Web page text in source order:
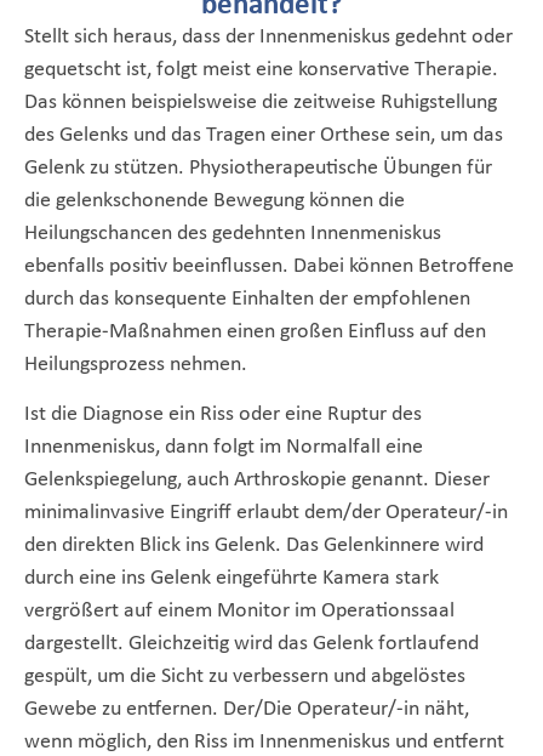
Stellt sich heraus, dass der Innenmeniskus gedehnt oder
gequetscht ist, folgt meist eine konservative Therapie.
Das können beispielsweise die zeitweise Ruhigstellung
des Gelenks und das Tragen einer Orthese sein, um das
Gelenk zu stützen. Physiotherapeutische Übungen für
die gelenkschonende Bewegung können die
Heilungschancen des gedehnten Innenmeniskus
ebenfalls positiv beeinflussen. Dabei können Betroffene
durch das konsequente Einhalten der empfohlenen
Therapie-Maßnahmen einen großen Einfluss auf den
Heilungsprozess nehmen.
Ist die Diagnose ein Riss oder eine Ruptur des
Innenmeniskus, dann folgt im Normalfall eine
Gelenkspiegelung, auch Arthroskopie genannt. Dieser
minimalinvasive Eingriff erlaubt dem/der Operateur/-in
den direkten Blick ins Gelenk. Das Gelenkinnere wird
durch eine ins Gelenk eingeführte Kamera stark
vergrößert auf einem Monitor im Operationssaal
dargestellt. Gleichzeitig wird das Gelenk fortlaufend
gespült, um die Sicht zu verbessern und abgelöstes
Gewebe zu entfernen. Der/Die Operateur/-in näht,
wenn möglich, den Riss im Innenmeniskus und entfernt